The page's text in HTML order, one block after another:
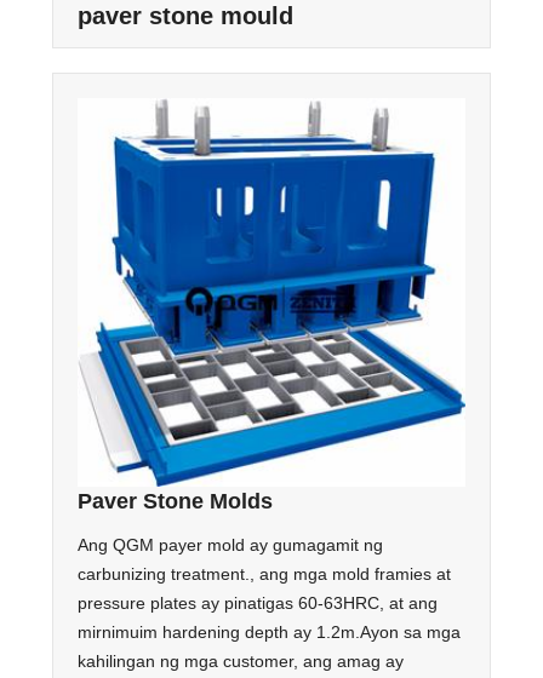
paver stone mould
Paver Stone Molds
Ang QGM payer mold ay gumagamit ng
carbunizing treatment., ang mga mold framies at
pressure plates ay pinatigas 60-63HRC, at ang
mirnimuim hardening depth ay 1.2m.Ayon sa mga
kahilingan ng mga customer, ang amag ay